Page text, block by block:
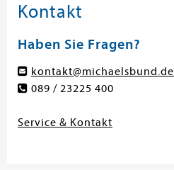
Kontakt
Haben Sie Fragen?
kontakt@michaelsbund.de
089 / 23225 400
Service & Kontakt